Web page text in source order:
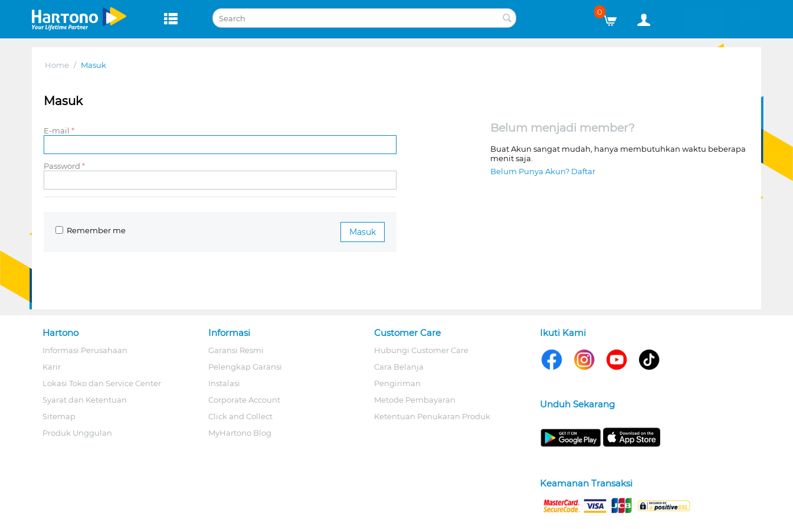
0
Home / Masuk
Masuk
E-mail
Password
Masuk
Remember me
Belum menjadi member?
Buat Akun sangat mudah, hanya membutuhkan waktu beberapa
menit saja.
Belum Punya Akun? Daftar
Hartono
Informasi Perusahaan
Karir
Lokasi Toko dan Service Center
Syarat dan Ketentuan
Sitemap
Produk Unggulan
Informasi
Garansi Resmi
Pelengkap Garansi
Instalasi
Corporate Account
Click and Collect
MyHartono Blog
Customer Care
Hubungi Customer Care
Cara Belanja
Pengiriman
Metode Pembayaran
Ketentuan Penukaran Produk
Ikuti Kami
Unduh Sekarang
Keamanan Transaksi